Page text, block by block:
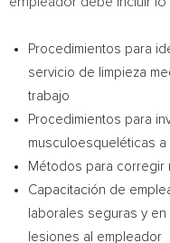
Procedimientos para
servicio de limpieza
trabajo
Procedimientos para
musculoesqueléticas
Métodos para corregir
Capacitación de
laborales seguras y
lesiones al empleador